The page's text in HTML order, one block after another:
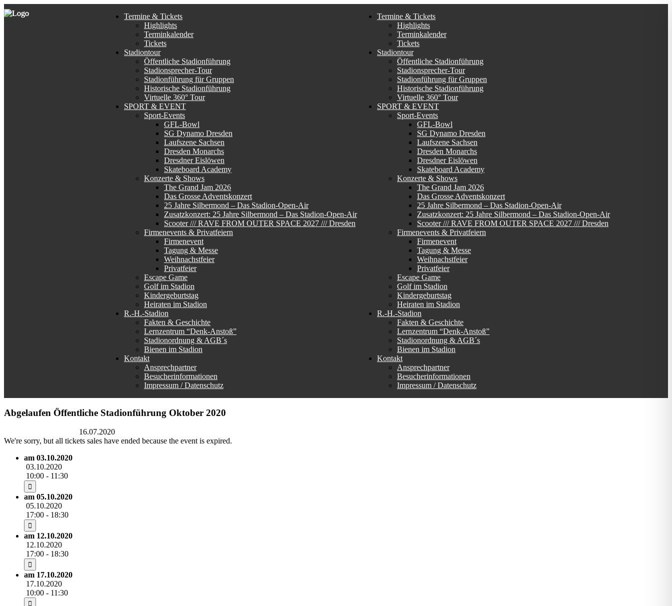
Termine & Tickets
Highlights
Terminkalender
Tickets
Stadiontour
Öffentliche Stadionführung
Stadionsprecher-Tour
Stadionführung für Gruppen
Historische Stadionführung
Virtuelle 360° Tour
SPORT & EVENT
Sport-Events
GFL-Bowl
SG Dynamo Dresden
Laufszene Sachsen
Dresden Monarchs
Dresdner Eislöwen
Skateboard Academy
Konzerte & Shows
The Grand Jam 2026
Das Grosse Adventskonzert
25 Jahre Silbermond – Das Stadion-Open-Air
Zusatzkonzert: 25 Jahre Silbermond – Das Stadion-Open-Air
Scooter /// RAVE FROM OUTER SPACE 2027 /// Dresden
Firmenevents & Privatfeiern
Firmenevent
Tagung & Messe
Weihnachstfeier
Privatfeier
Escape Game
Golf im Stadion
Kindergeburtstag
Heiraten im Stadion
R.-H.-Stadion
Fakten & Geschichte
Lernzentrum “Denk-Anstoß”
Stadionordnung & AGB´s
Bienen im Stadion
Kontakt
Ansprechpartner
Besucherinformationen
Impressum / Datenschutz
Termine & Tickets
Highlights
Terminkalender
Tickets
Stadiontour
Öffentliche Stadionführung
Stadionsprecher-Tour
Stadionführung für Gruppen
Historische Stadionführung
Virtuelle 360° Tour
SPORT & EVENT
Sport-Events
GFL-Bowl
SG Dynamo Dresden
Laufszene Sachsen
Dresden Monarchs
Dresdner Eislöwen
Skateboard Academy
Konzerte & Shows
The Grand Jam 2026
Das Grosse Adventskonzert
25 Jahre Silbermond – Das Stadion-Open-Air
Zusatzkonzert: 25 Jahre Silbermond – Das Stadion-Open-Air
Scooter /// RAVE FROM OUTER SPACE 2027 /// Dresden
Firmenevents & Privatfeiern
Firmenevent
Tagung & Messe
Weihnachstfeier
Privatfeier
Escape Game
Golf im Stadion
Kindergeburtstag
Heiraten im Stadion
R.-H.-Stadion
Fakten & Geschichte
Lernzentrum “Denk-Anstoß”
Stadionordnung & AGB´s
Bienen im Stadion
Kontakt
Ansprechpartner
Besucherinformationen
Impressum / Datenschutz
Abgelaufen Öffentliche Stadionführung Oktober 2020
16.07.2020
We're sorry, but all tickets sales have ended because the event is expired.
am 03.10.2020
03.10.2020
10:00 - 11:30
am 05.10.2020
05.10.2020
17:00 - 18:30
am 12.10.2020
12.10.2020
17:00 - 18:30
am 17.10.2020
17.10.2020
10:00 - 11:30